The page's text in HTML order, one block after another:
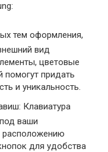
тем оформления,
вид
цветовые
помогут придать
и уникальность.
Клавиатура
ваши
расположению
для удобства